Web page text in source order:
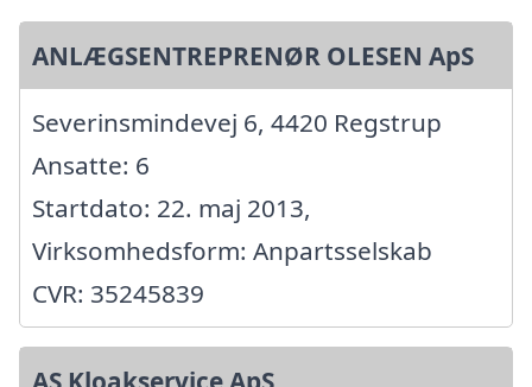
ANLÆGSENTREPRENØR OLESEN ApS
Severinsmindevej 6, 4420 Regstrup
Ansatte: 6
Startdato: 22. maj 2013,
Virksomhedsform: Anpartsselskab
CVR: 35245839